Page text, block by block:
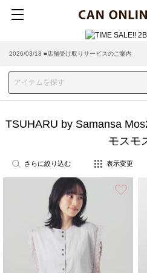
2026/03/18 ■店舗受け取りサービスのご案内
TSUHARU by Samansa
モスモ
さらに絞り込む 表示変更